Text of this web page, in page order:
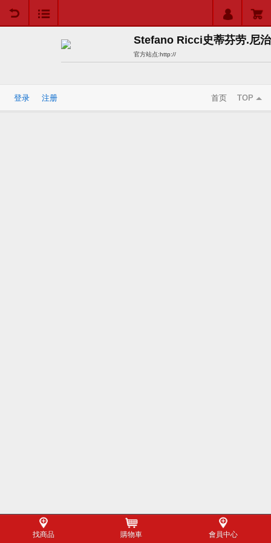
Stefano Ricci史蒂芬劳.尼治
官方站点:http://
登录 注册 首页 TOP
找商品 購物車 會員中心